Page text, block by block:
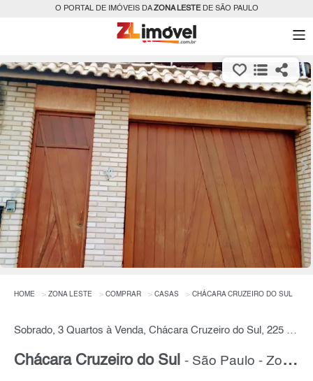
O PORTAL DE IMÓVEIS DAZONA LESTEDE SÃO PAULO
HOME ZONA LESTE COMPRAR CASAS CHÁCARA CRUZEIRO DO SUL
Sobrado, 3 Quartos à Venda, Chácara Cruzeiro do Sul, 225 m² por R$ 970.000,00
Chácara Cruzeiro do Sul - São Paulo - Zona Leste